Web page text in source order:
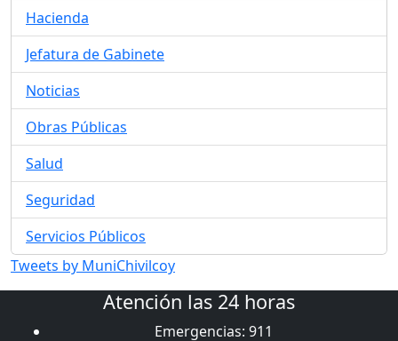
Hacienda
Jefatura de Gabinete
Noticias
Obras Públicas
Salud
Seguridad
Servicios Públicos
Tweets by MuniChivilcoy
Atención las 24 horas
Emergencias: 911